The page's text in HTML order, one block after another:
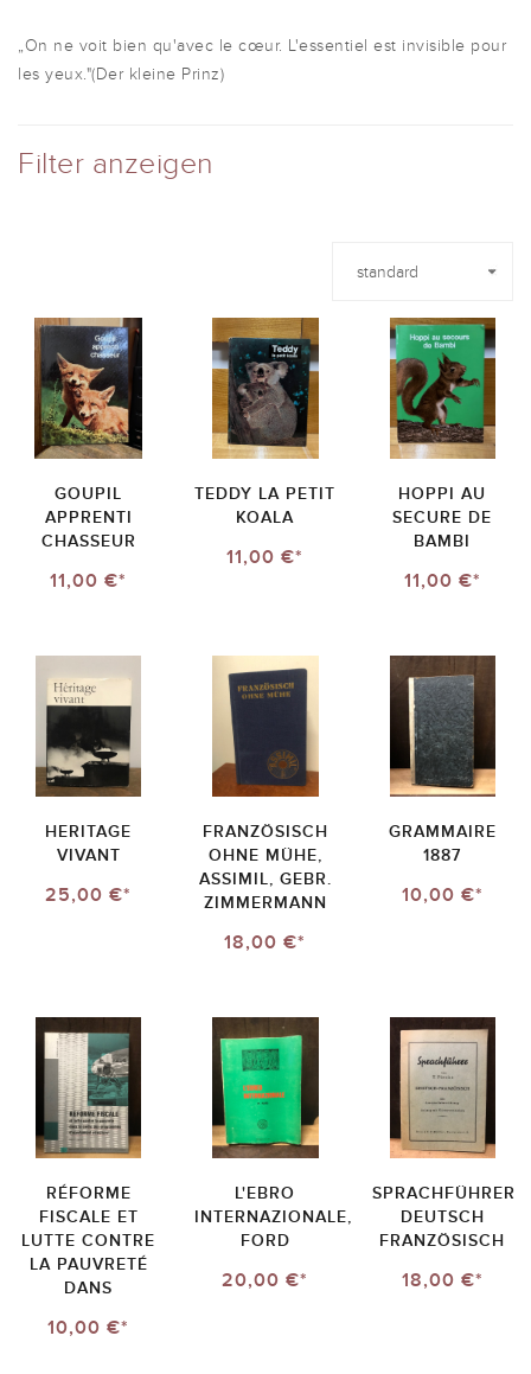
„On ne voit bien qu'avec le cœur. L'essentiel est invisible pour
les yeux."(Der kleine Prinz)
Filter anzeigen
GOUPIL
APPRENTI
CHASSEUR
11,00 €*
TEDDY LA PETIT
KOALA
11,00 €*
HOPPI AU
SECURE DE
BAMBI
11,00 €*
HERITAGE
VIVANT
25,00 €*
FRANZÖSISCH
OHNE MÜHE,
ASSIMIL, GEBR.
ZIMMERMANN
18,00 €*
GRAMMAIRE
1887
10,00 €*
RÉFORME
FISCALE ET
LUTTE CONTRE
LA PAUVRETÉ
DANS
10,00 €*
L'EBRO
INTERNAZIONALE,
FORD
20,00 €*
SPRACHFÜHRER
DEUTSCH
FRANZÖSISCH
18,00 €*